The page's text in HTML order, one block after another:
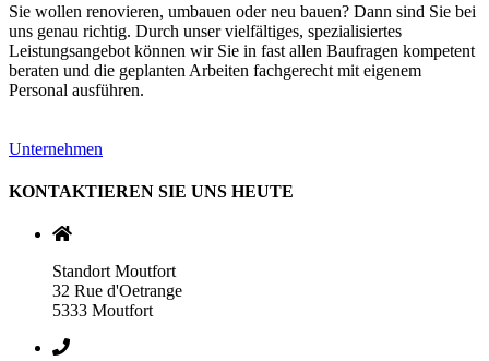
Sie wollen renovieren, umbauen oder neu bauen? Dann sind Sie bei
uns genau richtig. Durch unser vielfältiges, spezialisiertes
Leistungsangebot können wir Sie in fast allen Baufragen kompetent
beraten und die geplanten Arbeiten fachgerecht mit eigenem
Personal ausführen.
Unternehmen
KONTAKTIEREN SIE UNS HEUTE
Standort Moutfort
32 Rue d'Oetrange
5333 Moutfort